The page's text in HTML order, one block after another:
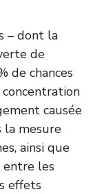
– dont la
de
de chances
causée
la mesure
ainsi que
entre les
effets